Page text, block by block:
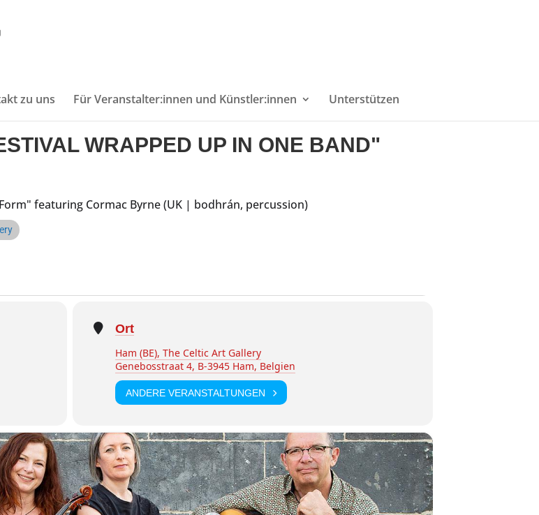
zu uns Für Veranstalter:innen und Künstler:innen Unterstützen
WRAPPED UP IN ONE BAND"
featuring Cormac Byrne (UK | bodhrán, percussion)
Ort
Ham (BE), The Celtic Art Gallery
Genebosstraat 4, B-3945 Ham, Belgien
ANDERE VERANSTALTUNGEN